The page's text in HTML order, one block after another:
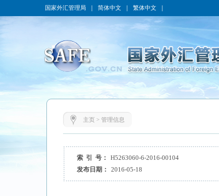
国家外汇管理局 简体中文 繁体中文
主页> 管理信息
索 引 号：
H5263060-6-2016-00104
发布日期：
2016-05-18